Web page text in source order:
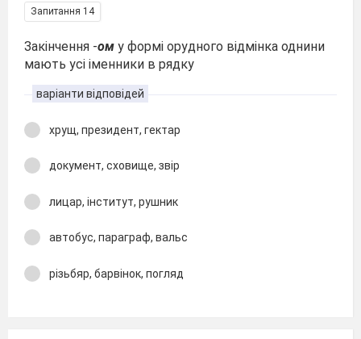
Запитання 14
Закінчення -ом у формі орудного відмінка однини
мають усі іменники в рядку
варіанти відповідей
хрущ, президент, гектар
документ, сховище, звір
лицар, інститут, рушник
автобус, параграф, вальс
різьбяр, барвінок, погляд